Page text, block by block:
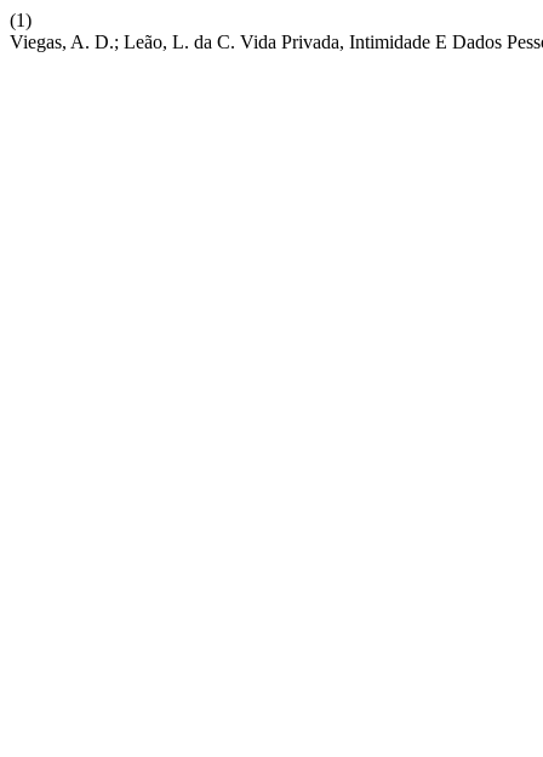
(1)
Viegas, A. D.; Leão, L. da C. Vida Privada, Intimidade E Dados